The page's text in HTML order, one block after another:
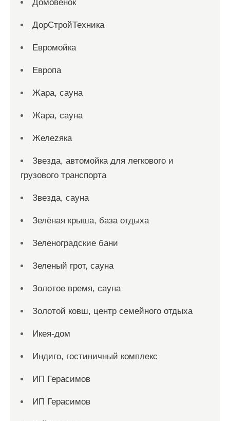
Домовенок
ДорСтройТехника
Евромойка
Европа
Жара, сауна
Жара, сауна
Желеzяка
Звезда, автомойка для легкового и
грузового транспорта
Звезда, сауна
Зелёная крыша, база отдыха
Зеленоградские бани
Зеленый грот, сауна
Золотое время, сауна
Золотой ковш, центр семейного отдыха
Икея-дом
Индиго, гостиничный комплекс
ИП Герасимов
ИП Герасимов